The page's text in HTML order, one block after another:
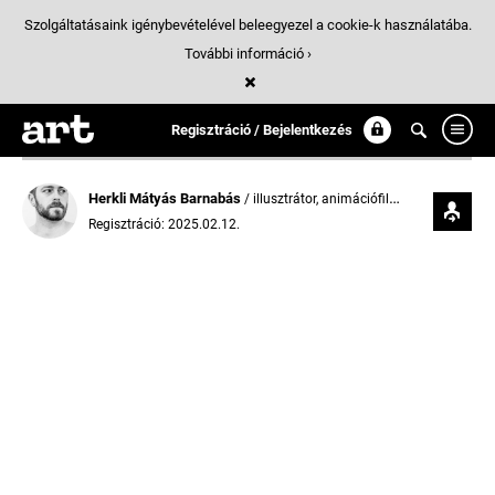
Regisztráció / Bejelentkezés
Herkli Mátyás Barnabás / illusztrátor, animációfilmes, karikaturista
Regisztráció: 2025.02.12.
Szolgáltatásaink igénybevételével beleegyezel a cookie-k használatába.
További információ ›